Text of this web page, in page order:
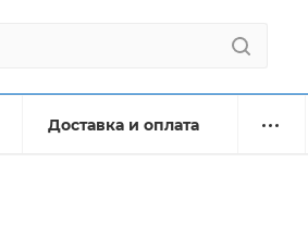
Доставка и оплата